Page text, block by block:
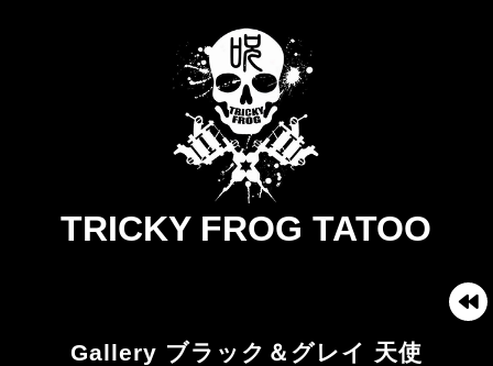
TRICKY FROG TATOO
Gallery ブラック＆グレイ 天使